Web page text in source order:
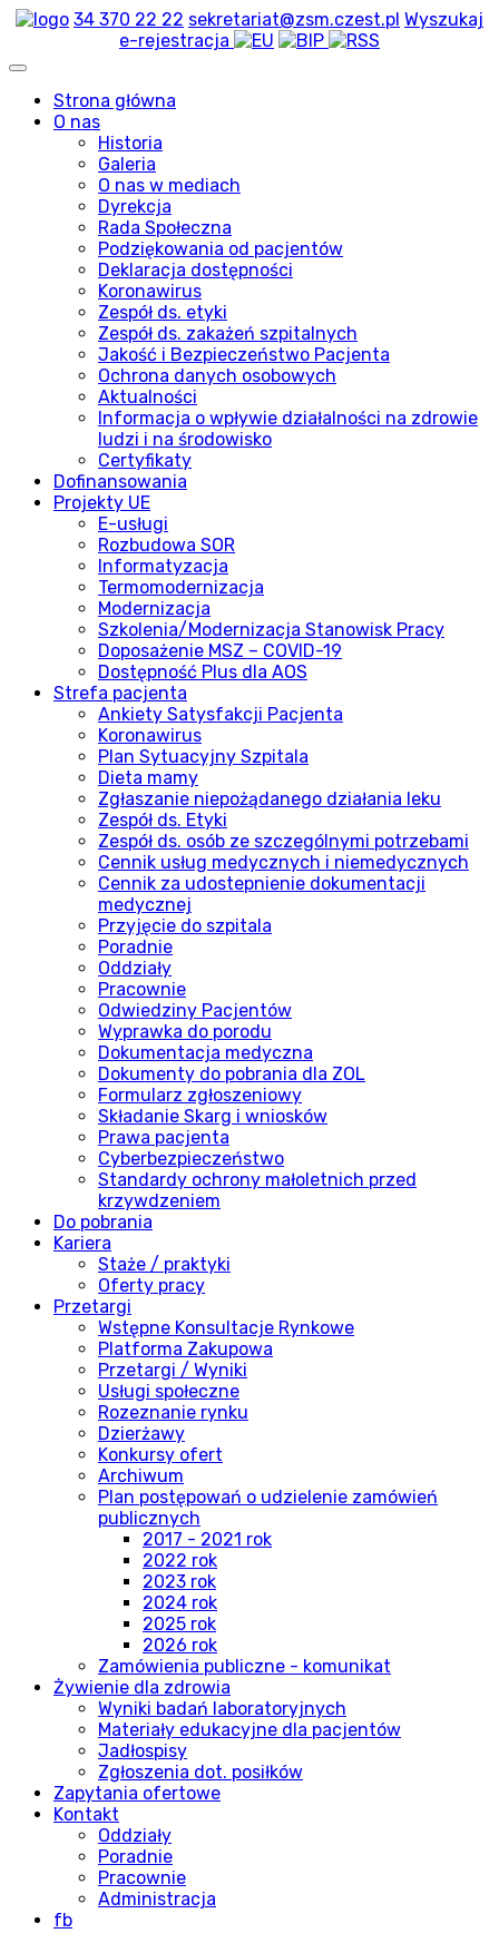
34 370 22 22 sekretariat@zsm.czest.pl Wyszukaj
e-rejestracja
Strona główna
O nas
Historia
Galeria
O nas w mediach
Dyrekcja
Rada Społeczna
Podziękowania od pacjentów
Deklaracja dostępności
Koronawirus
Zespół ds. etyki
Zespół ds. zakażeń szpitalnych
Jakość i Bezpieczeństwo Pacjenta
Ochrona danych osobowych
Aktualności
Informacja o wpływie działalności na zdrowie
ludzi i na środowisko
Certyfikaty
Dofinansowania
Projekty UE
E-usługi
Rozbudowa SOR
Informatyzacja
Termomodernizacja
Modernizacja
Szkolenia/Modernizacja Stanowisk Pracy
Doposażenie MSZ – COVID-19
Dostępność Plus dla AOS
Strefa pacjenta
Ankiety Satysfakcji Pacjenta
Koronawirus
Plan Sytuacyjny Szpitala
Dieta mamy
Zgłaszanie niepożądanego działania leku
Zespół ds. Etyki
Zespół ds. osób ze szczególnymi potrzebami
Cennik usług medycznych i niemedycznych
Cennik za udostepnienie dokumentacji
medycznej
Przyjęcie do szpitala
Poradnie
Oddziały
Pracownie
Odwiedziny Pacjentów
Wyprawka do porodu
Dokumentacja medyczna
Dokumenty do pobrania dla ZOL
Formularz zgłoszeniowy
Składanie Skarg i wniosków
Prawa pacjenta
Cyberbezpieczeństwo
Standardy ochrony małoletnich przed
krzywdzeniem
Do pobrania
Kariera
Staże / praktyki
Oferty pracy
Przetargi
Wstępne Konsultacje Rynkowe
Platforma Zakupowa
Przetargi / Wyniki
Usługi społeczne
Rozeznanie rynku
Dzierżawy
Konkursy ofert
Archiwum
Plan postępowań o udzielenie zamówień
publicznych
2017 - 2021 rok
2022 rok
2023 rok
2024 rok
2025 rok
2026 rok
Zamówienia publiczne - komunikat
Żywienie dla zdrowia
Wyniki badań laboratoryjnych
Materiały edukacyjne dla pacjentów
Jadłospisy
Zgłoszenia dot. posiłków
Zapytania ofertowe
Kontakt
Oddziały
Poradnie
Pracownie
Administracja
fb